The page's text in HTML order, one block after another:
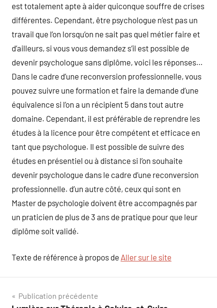
est totalement apte à aider quiconque souffre de crises
différentes. Cependant, être psychologue n’est pas un
travail que l’on lorsqu’on ne sait pas quel métier faire et
d’ailleurs, si vous vous demandez s’il est possible de
devenir psychologue sans diplôme, voici les réponses…
Dans le cadre d’une reconversion professionnelle, vous
pouvez suivre une formation et faire la demande d’une
équivalence si l’on a un récipient 5 dans tout autre
domaine. Cependant, il est préférable de reprendre les
études à la licence pour être compétent et efficace en
tant que psychologue. Il est possible de suivre des
études en présentiel ou à distance si l’on souhaite
devenir psychologue dans le cadre d’une reconversion
professionnelle. d’un autre côté, ceux qui sont en
Master de psychologie doivent être accompagnés par
un praticien de plus de 3 ans de pratique pour que leur
diplôme soit validé.
Texte de référence à propos de Aller sur le site
Navigation
Publication précédente